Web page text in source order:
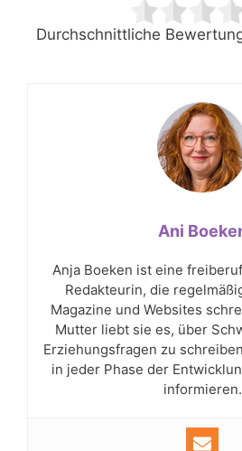
Durchschnittliche
Ani
Anja Boeken ist eine
Redakteurin, die
Magazine und Websites
Mutter liebt sie es, über
Erziehungsfragen zu
in jeder Phase der
informieren.